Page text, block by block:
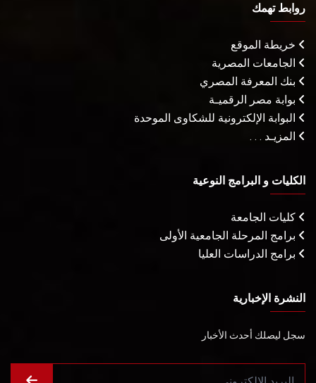
روابط تهمك
خريطة الموقع
الجامعات المصرية
بنك المعرفة المصري
بوابة مصر الرقميـة
البوابة الإلكترونية للشكاوى الموحدة
المزيـد . . .
الكليات و البرامج النوعية
كليات الجامعة
برامج المرحلة الجامعية الأولى
برامج الدراسات العليا
النشرة الإخبارية
سجل ليصلك أحدث الأخبار